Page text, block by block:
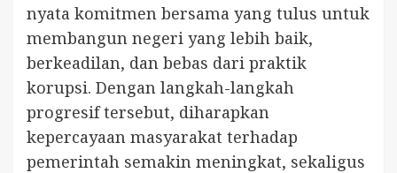
nyata komitmen bersama yang tulus untuk
membangun negeri yang lebih baik,
berkeadilan, dan bebas dari praktik
korupsi. Dengan langkah-langkah
progresif tersebut, diharapkan
kepercayaan masyarakat terhadap
pemerintah semakin meningkat, sekaligus